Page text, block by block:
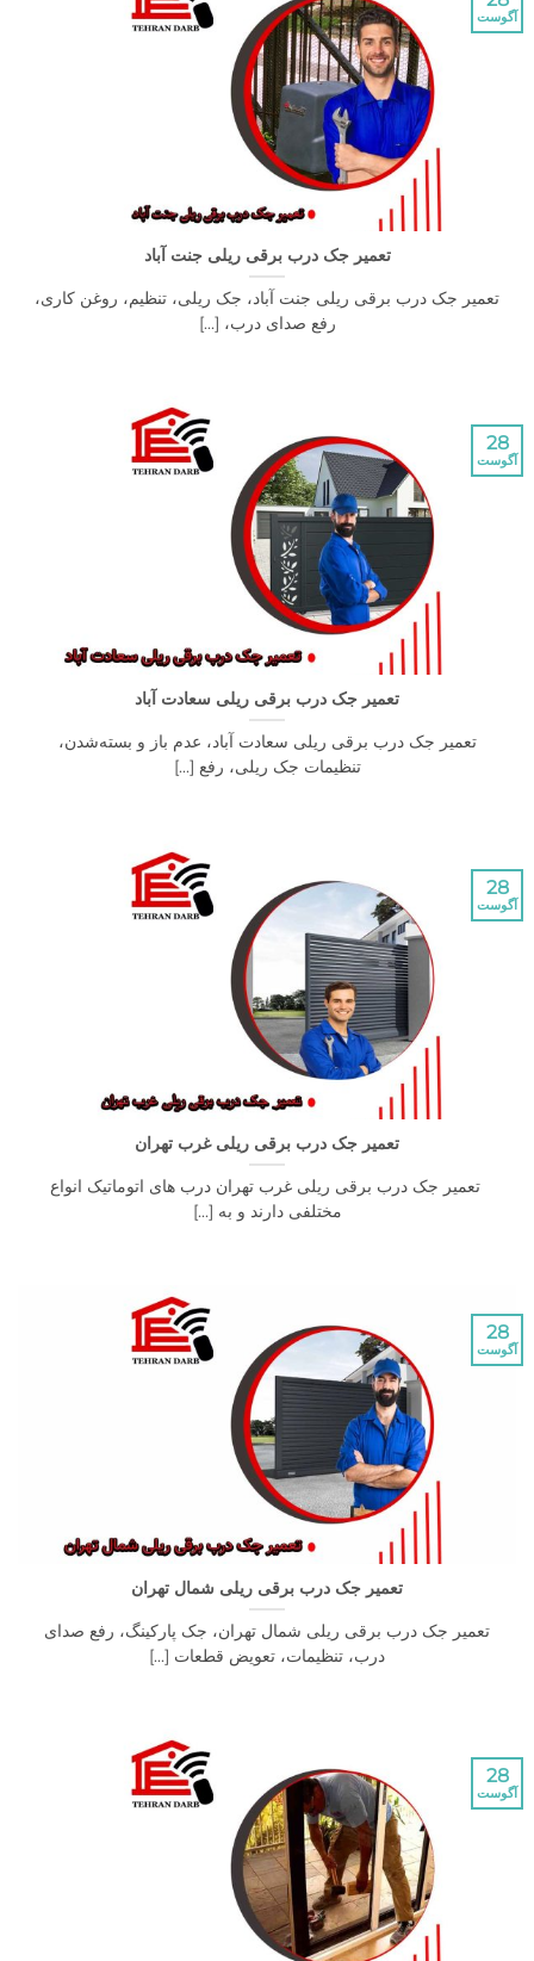
تعمیر جک درب برقی ریلی جنت آباد
جک درب برقی ریلی جنت آباد، جک ریلی، تنظیم، روغن کاری،
رفع صدای درب، [...]
تعمیر جک درب برقی ریلی سعادت آباد
جک درب برقی ریلی سعادت آباد، عدم باز و بسته‌شدن،
تنظیمات جک ریلی، رفع [...]
تعمیر جک درب برقی ریلی غرب تهران
جک درب برقی ریلی غرب تهران درب های اتوماتیک انواع
مختلفی دارند و به [...]
تعمیر جک درب برقی ریلی شمال تهران
جک درب برقی ریلی شمال تهران، جک پارکینگ، رفع صدای
درب، تنظیمات، تعویض قطعات [...]